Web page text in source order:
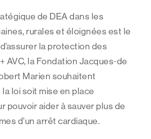
de DEA dans les
rurales et éloignées est le
la protection des
AVC, la Fondation Jacques-de
Marien souhaitent
loi soit mise en place
pouvoir aider à sauver plus de
d’un arrêt cardiaque.